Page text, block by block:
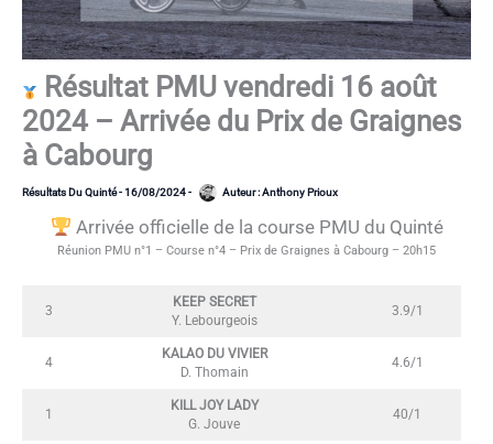
Résultat PMU vendredi 16 août
2024 – Arrivée du Prix de Graignes
à Cabourg
Résultats Du Quinté-16/08/2024- Auteur :Anthony Prioux
Arrivée officielle de la course PMU du Quinté
Réunion PMU n°1 – Course n°4 – Prix de Graignes à Cabourg – 20h15
3
KEEP SECRET
Y. Lebourgeois
3.9/1
4
KALAO DU VIVIER
D. Thomain
4.6/1
1
KILL JOY LADY
G. Jouve
40/1